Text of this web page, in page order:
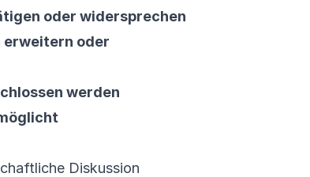
oder widersprechen
erweitern oder
werden
Diskussion